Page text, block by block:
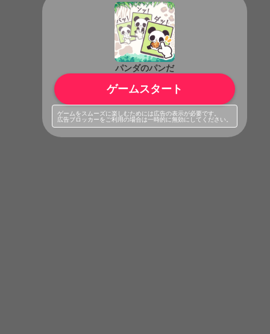
パンダのパンだ
ゲームスタート
ゲームをスムーズに楽しむためには広告の表示が必要です。
広告ブロッカーをご利用の場合は一時的に無効にしてください。